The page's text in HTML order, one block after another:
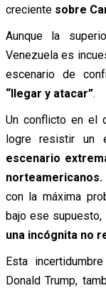
crecientesobre
Aunque la
Venezuela es
escenario de
“llegar y atacar”.
Un conflicto en el
logre resistir un
escenario
norteamericanos.
con la máxima
bajo ese supuesto,
una incógnita no
Esta
Donald Trump,